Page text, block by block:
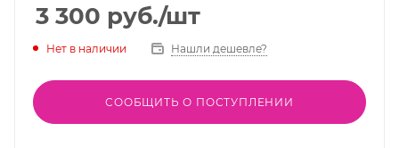
3 300 руб./шт
Нет в наличии Нашли дешевле?
СООБЩИТЬ О ПОСТУПЛЕНИИ